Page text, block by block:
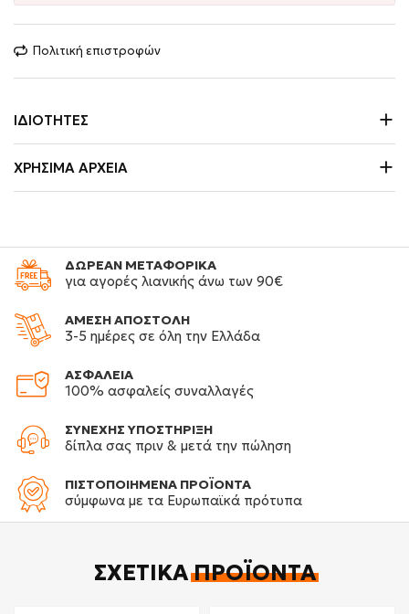
Πολιτική επιστροφών
ΙΔΙΌΤΗΤΕΣ
ΧΡΉΣΙΜΑ ΑΡΧΕΊΑ
ΔΩΡΕΑΝ ΜΕΤΑΦΟΡΙΚΑ
για αγορές λιανικής άνω των 90€
ΑΜΕΣΗ ΑΠΟΣΤΟΛΗ
3-5 ημέρες σε όλη την Ελλάδα
ΑΣΦΑΛΕΙΑ
100% ασφαλείς συναλλαγές
ΣΥΝΕΧΗΣ ΥΠΟΣΤΗΡΙΞΗ
δίπλα σας πριν & μετά την πώληση
ΠΙΣΤΟΠΟΙΗΜΕΝΑ ΠΡΟΪΟΝΤΑ
σύμφωνα με τα Ευρωπαϊκά πρότυπα
ΣΧΕΤΙΚΆΠΡΟΪΌΝΤΑ